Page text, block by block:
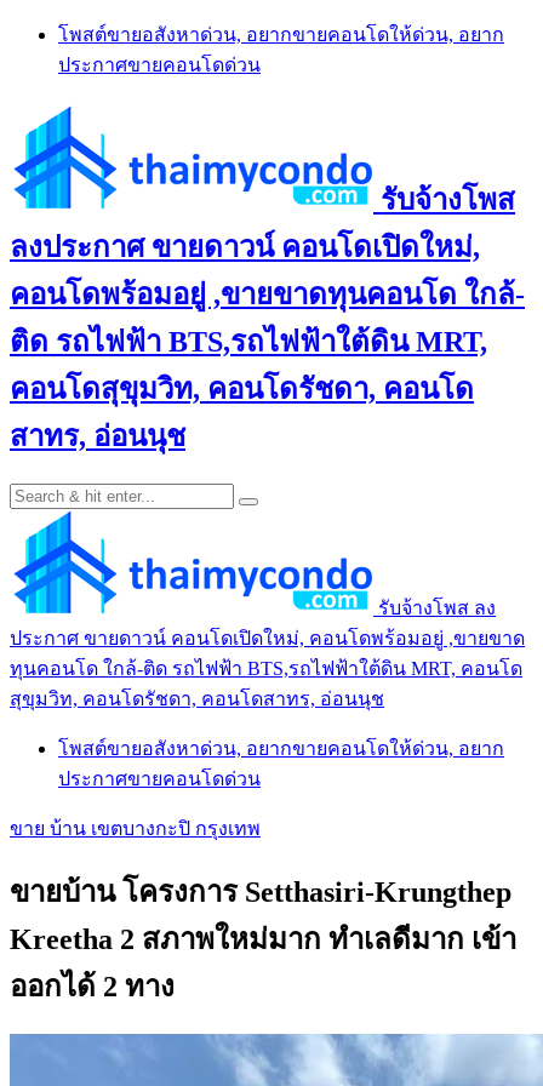
Skip
content
โพสต์ขายอสังหาด่วน, อยากขายคอนโดให้ด่วน, อยาก
ประกาศขายคอนโดด่วน
รับจ้างโพส
ลงประกาศ ขายดาวน์ คอนโดเปิดใหม่,
คอนโดพร้อมอยู่ ,ขายขาดทุนคอนโด ใกล้-
ติด รถไฟฟ้า BTS,รถไฟฟ้าใต้ดิน MRT,
คอนโดสุขุมวิท, คอนโดรัชดา, คอนโด
สาทร, อ่อนนุช
รับจ้างโพส ลง
ประกาศ ขายดาวน์ คอนโดเปิดใหม่, คอนโดพร้อมอยู่ ,ขายขาด
ทุนคอนโด ใกล้-ติด รถไฟฟ้า BTS,รถไฟฟ้าใต้ดิน MRT, คอนโด
สุขุมวิท, คอนโดรัชดา, คอนโดสาทร, อ่อนนุช
โพสต์ขายอสังหาด่วน, อยากขายคอนโดให้ด่วน, อยาก
ประกาศขายคอนโดด่วน
ขาย บ้าน เขตบางกะปิ กรุงเทพ
ขายบ้าน โครงการ Setthasiri-Krungthep
Kreetha 2 สภาพใหม่มาก ทำเลดีมาก เข้า
ออกได้ 2 ทาง